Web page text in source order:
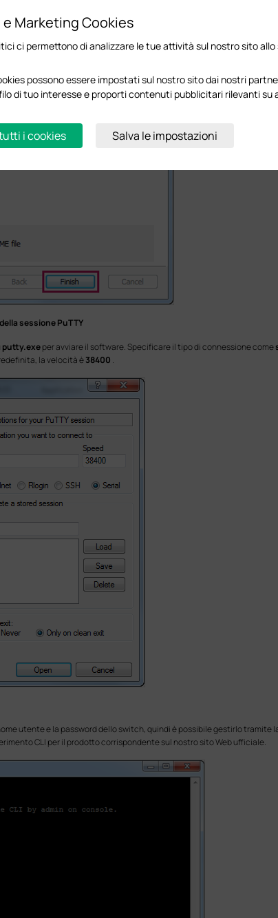
sessione PuTTY
putty.exeper avviare il software. Specificare il tipo di connessione come
la velocità è38400 .
utente e la password dello switch, quindi è possibile gestirlo
CLI per il prodotto corrispondente sul nostro sito Web ufficiale.
Marketing Cookies
ci permettono di analizzare le tue attività sul nostro sito
possono essere impostati sul nostro sito dai nostri
di tuo interesse e proporti contenuti pubblicitari rilevanti su
i cookies Salva le impostazioni